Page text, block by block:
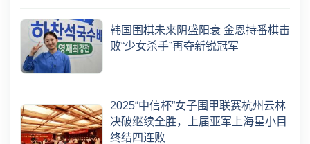
韩国围棋未来阴盛阳衰 金恩持番棋击
败“少女杀手”再夺新锐冠军
2025“中信杯”女子围甲联赛杭州云林
决破继续全胜，上届亚军上海星小目
终结四连败